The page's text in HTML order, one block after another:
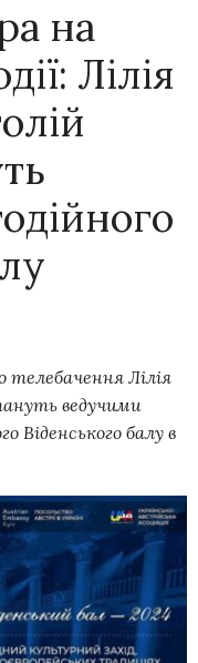
на
Лілія
телебачення Лілія
ведучими
Віденського балу в